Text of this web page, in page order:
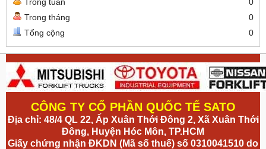
Trong tháng
0
Tổng cộng
0
CÔNG TY CỔ PHẦN QUỐC TẾ SATO
Địa chỉ: 48/4 QL 22, Ấp Xuân Thới Đông 2, Xã Xuân Thới
Đông, Huyện Hóc Môn, TP.HCM
Giấy chứng nhận ĐKDN (Mã số thuế) số 0310041510 do